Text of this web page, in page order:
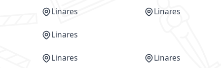
Linares Linares
Linares
Linares Linares